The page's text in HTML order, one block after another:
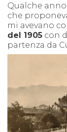
Qualche
che
mi avevano
del 1905 con
partenza da